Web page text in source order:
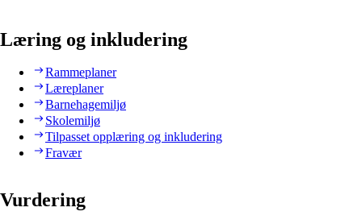
Læring og inkludering
Rammeplaner
Læreplaner
Barnehagemiljø
Skolemiljø
Tilpasset opplæring og inkludering
Fravær
Vurdering